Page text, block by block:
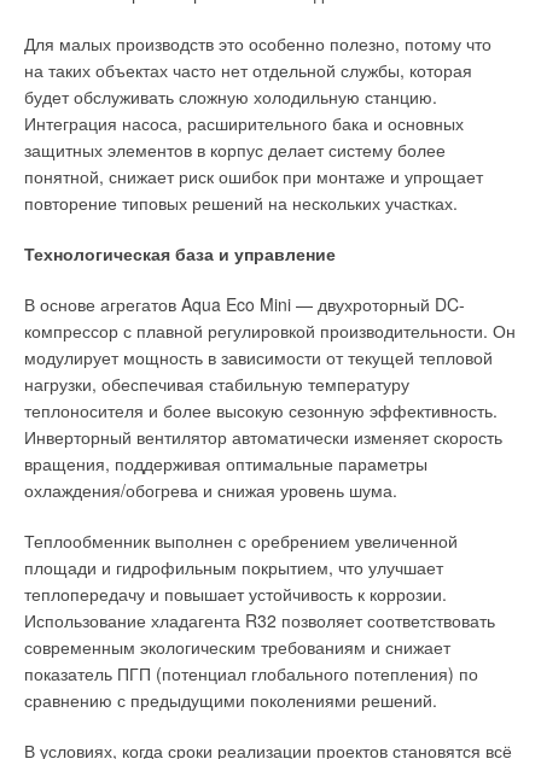
Для малых производств это особенно полезно, потому что
на таких объектах часто нет отдельной службы, которая
будет обслуживать сложную холодильную станцию.
Интеграция насоса, расширительного бака и основных
защитных элементов в корпус делает систему более
понятной, снижает риск ошибок при монтаже и упрощает
повторение типовых решений на нескольких участках.
Технологическая база и управление
В основе агрегатов Aqua Eco Mini — двухроторный DC-
компрессор с плавной регулировкой производительности. Он
модулирует мощность в зависимости от текущей тепловой
нагрузки, обеспечивая стабильную температуру
теплоносителя и более высокую сезонную эффективность.
Инверторный вентилятор автоматически изменяет скорость
вращения, поддерживая оптимальные параметры
охлаждения/обогрева и снижая уровень шума.
Теплообменник выполнен с оребрением увеличенной
площади и гидрофильным покрытием, что улучшает
теплопередачу и повышает устойчивость к коррозии.
Использование хладагента R32 позволяет соответствовать
современным экологическим требованиям и снижает
показатель ПГП (потенциал глобального потепления) по
сравнению с предыдущими поколениями решений.
В условиях, когда сроки реализации проектов становятся всё
Отдельное место занимает TCL SaveIN Art, включая модель
TAC-SA10HSV/ZD. Помимо общей технологической
платформы серии, модель получила акцент на дизайн
и визуальную интеграцию в интерьер. Тёмный корпус
белых кондиционеров и позволяет использовать систему как
На фоне растущего внимания к интерьерным решениям этот
подход становится всё более востребованным, особенно
в современных квартирах с минималистичным или
технологичным дизайном.
Читайте по теме:
→
ЖУРНАЛ СОК ИЮНЬ 2025
→ С новым годом, господа импортеры!
ЖУРНАЛ СОК ДЕКАБРЬ 2002
→
Влияние стак‑эффекта на систему противодымной
вентиляции в многоэтажных жилых зданиях
→
Влияние параметров информационных потоков и типов
вычислительных нагрузок на энергоэффективность
систем обеспечения микроклимата центров обработки
данных
→
Свежий воздух без компромиссов: новые приточно-